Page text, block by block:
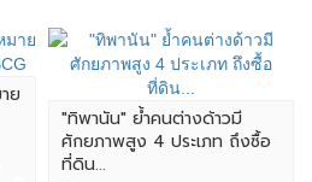
ย
"ทิพานัน" ย้ำคนต่างด้าวมี
ศักยภาพสูง 4 ประเภท ถึงซื้อ
ที่ดิน...